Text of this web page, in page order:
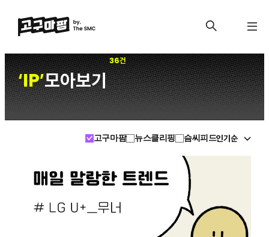
‘IP’모아보기
36건
고구마팜 뉴스클리핑 슴씨피드인기순